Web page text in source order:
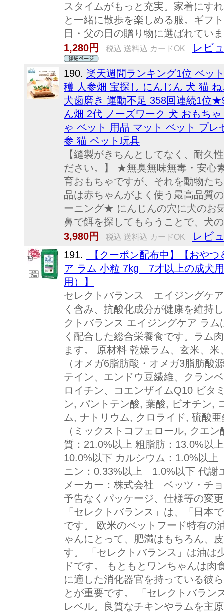
スタイムがもっと充実。家着にす
と一緒に散歩を楽しめる服。ギフ
日・父の日の贈り物に選ばれてい
1,280円
税込 送料込 カードOK レビ
190. 楽天週間ランキング1位 ペッ
穫 人参畑 宝探し にんじん 犬 猫
犬歯磨き 運動不足 358回連続1位
ん畑 2代 ノーズワーク 犬 おもち
ゃ ペット 用品 マット ペット プ
参 猫 ペット玩具
【縫製がきちんとしてなく、耐久
ださい。】 ★無臭無味無毒・安心
育おもちゃですが、それを動物た
品は赤ちゃんがよく使う最高品質
ーニング★ にんじんの穴に犬のお
鼻で餌を探してもらうことで、犬
3,980円
税込 送料込 カードOK レビ
191.
【クーポン配布中】【おや
ア ラム 小粒 7kg 7才以上の成犬
用）】
セレクトバランス エイジングケ
く含み、抗酸化成分が健康を維持
クトバランス エイジングケア ラ
く配合した総合栄養食です。ラム
ます。 原材料 乾燥ラム、玄米、
（オメガ6脂肪酸・オメガ3脂肪酸
テイン、エンドウ豆繊維、クラン
ロイチン、コエンザイムQ10 ビタ
ン, パントテン酸, 葉酸, ビオチン,
ム, ナトリウム, クロライド, 硫酸
（ミックストコフェロール, クエ
質：21.0%以上 粗脂肪：13.0%以
10.0%以下 カルシウム：1.0%以
ニン：0.33%以上 1.0%以下 代謝
メーカー：株式会社 ベッツ・チ
予告なくパッケージ、仕様等の変
「セレクトバランス」は、「日本
です。 欧米のペットフード特有の
ゃんにとって、肥満はもちろん、
す。 「セレクトバランス」は油は
ドです。 もともとワンちゃんは
に適した消化器官を持っている彼
とが重要です。 「セレクトバラン
レベル。良質なチキンやラムを主